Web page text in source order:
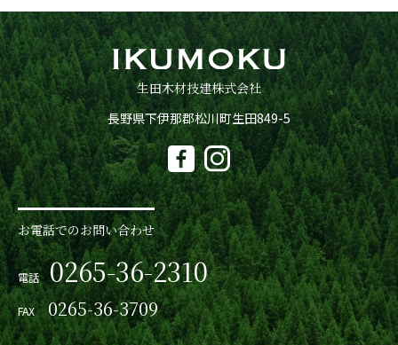
生田木材技建株式会社
長野県下伊那郡松川町生田849-5
お電話でのお問い合わせ
電話 0265-36-2310
FAX0265-36-3709